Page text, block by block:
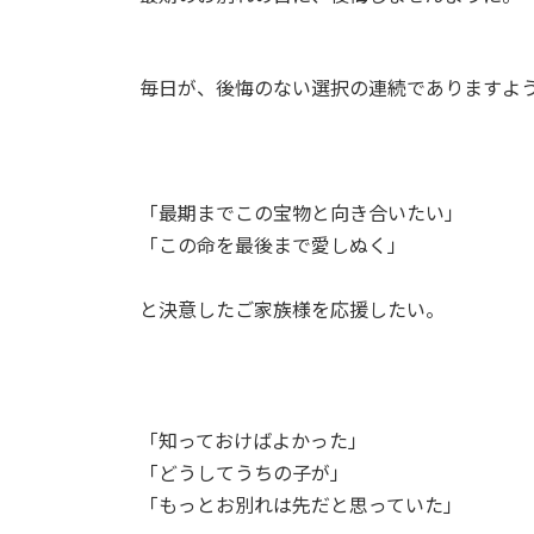
毎日が、後悔のない選択の連続でありますよ
「最期までこの宝物と向き合いたい」
「この命を最後まで愛しぬく」
と決意したご家族様を応援したい。
「知っておけばよかった」
「どうしてうちの子が」
「もっとお別れは先だと思っていた」